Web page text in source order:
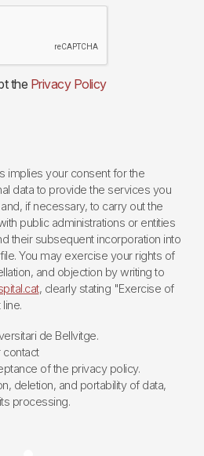
the Privacy Policy
implies your consent for the
data to provide the services you
if necessary, to carry out the
public administrations or entities
their subsequent incorporation into
You may exercise your rights of
and objection by writing to
, clearly stating "Exercise of
de Bellvitge.
contact
of the privacy policy.
deletion, and portability of data,
processing.